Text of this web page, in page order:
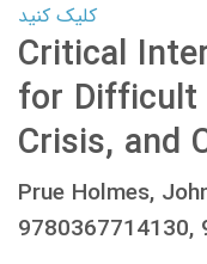
کلیک کنید
Critical
for Difficult
Crisis, and
Prue Holmes,
9780367714130,